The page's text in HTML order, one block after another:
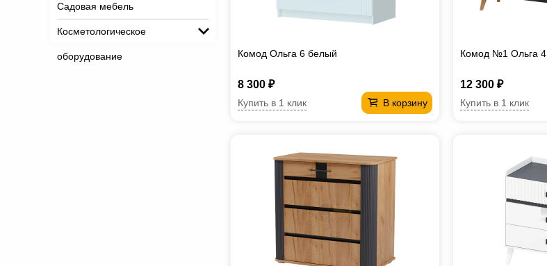
Садовая мебель
Косметологическое
оборудование Комод Ольга 6 белый
8 300 ₽
В корзину
Купить в 1 клик
Комод №1 Ольга 4
12 300 ₽
Купить в 1 клик